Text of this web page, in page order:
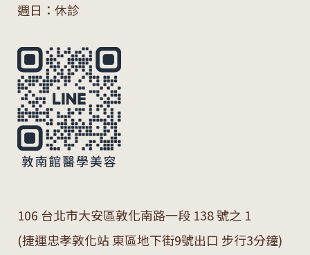
週日：休診
106 台北市大安區敦化南路一段 138 號之 1
(捷運忠孝敦化站 東區地下街9號出口 步行3分鐘)